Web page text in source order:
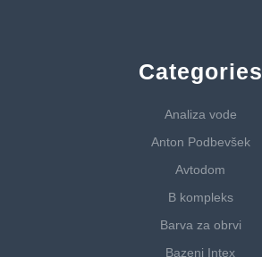
Categories
Analiza vode
Anton Podbevšek
Avtodom
B kompleks
Barva za obrvi
Bazeni Intex